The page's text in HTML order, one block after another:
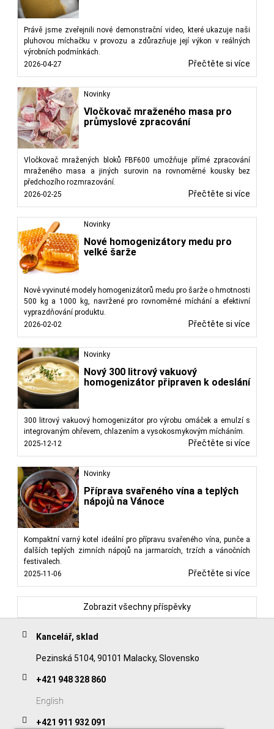
Právě jsme zveřejnili nové demonstrační video, které ukazuje naši
pluhovou míchačku v provozu a zdůrazňuje její výkon v reálných
výrobních podmínkách.
2026-04-27
Přečtěte si více
Novinky
Vločkovač mraženého masa pro
průmyslové zpracování
Vločkovač mražených bloků FBF600 umožňuje přímé zpracování
mraženého masa a jiných surovin na rovnoměrné kousky bez
předchozího rozmrazování.
2026-02-25
Přečtěte si více
Novinky
Nové homogenizátory medu pro
velké šarže
Nově vyvinuté modely homogenizátorů medu pro šarže o hmotnosti
500 kg a 1000 kg, navržené pro rovnoměrné míchání a efektivní
vyprazdňování produktu.
2026-02-02
Přečtěte si více
Novinky
Nový 300 litrový vakuový
homogenizátor připraven k odeslání
300 litrový vakuový homogenizátor pro výrobu omáček a emulzí s
integrovaným ohřevem, chlazením a vysokosmykovým mícháním.
2025-12-12
Přečtěte si více
Novinky
Příprava svařeného vína a teplých
nápojů na Vánoce
Kompaktní varný kotel ideální pro přípravu svařeného vína, punče a
dalších teplých zimních nápojů na jarmarcích, trzích a vánočních
festivalech.
2025-11-06
Přečtěte si více
Zobrazit všechny příspěvky
Kancelář, sklad
Pezinská 5104, 90101 Malacky, Slovensko
+421 948 328 860
English
+421 911 932 091